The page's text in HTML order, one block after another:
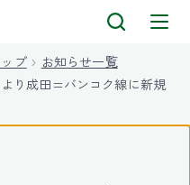
プ
お知らせ一覧
り成田=バンコク線に新規